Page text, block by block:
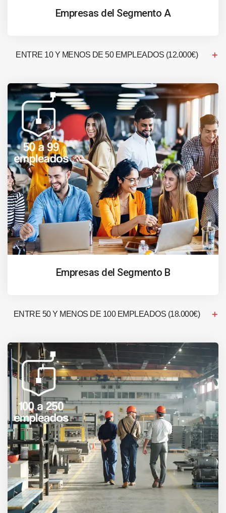
Empresas del Segmento A
ENTRE 10 Y MENOS DE 50 EMPLEADOS (12.000€)
Empresas del Segmento B
ENTRE 50 Y MENOS DE 100 EMPLEADOS (18.000€)